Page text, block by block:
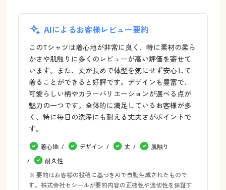
AIによるお客様レビュー要約
このTシャツは着心地が非常に良く、特に素材の柔ら
かさや肌触りに多くのレビューが高い評価を寄せて
います。また、丈が長めで体型を気にせず安心して
着ることができると好評です。デザインも豊富で、
可愛らしい柄やカラーバリエーションが選べる点が
魅力の一つです。全体的に満足しているお客様が多
く、特に毎日の洗濯にも耐える丈夫さがポイントで
す。
着心地 デザイン 丈
肌触り
耐久性
※ 要約はお客様の投稿に基づきAIで自動生成されたもので
す。株式会社セシールが要約内容の正確性や適切性を保証す